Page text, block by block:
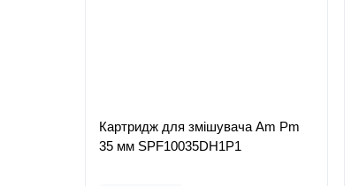
Картридж для змішувача Am Pm
35 мм SPF10035DH1P1